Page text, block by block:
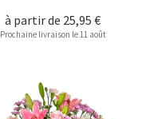
à partir de 25,95 €
Prochaine livraison le 11 août